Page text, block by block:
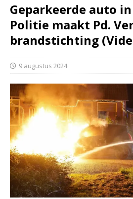
Geparkeerde auto
Politie maakt Pd.
brandstichting
9 augustus 2024